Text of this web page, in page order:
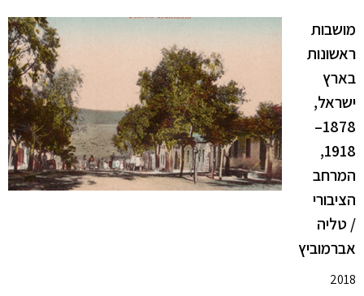
מושבות
ראשונות
בארץ
ישראל,
1878–
1918,
המרחב
הציבורי
/ טליה
אברמוביץ
2018